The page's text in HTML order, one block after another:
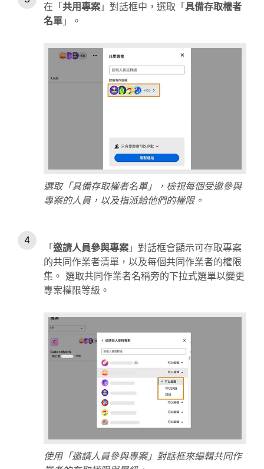
在「 共用專案 」對話框中，選取「 具備存取權者
名單 」。
選取「具備存取權者名單」，檢視每個受邀參與
專案的人員，以及指派給他們的權限。
「 邀請人員參與專案 」對話框會顯示可存取專案
的共同作業者清單，以及每個共同作業者的權限
集。 選取共同作業者名稱旁的下拉式選單以變更
專案權限等級。
使用「邀請人員參與專案」對話框來編輯共同作